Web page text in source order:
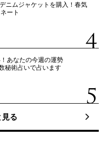
ニムジャケットを購入！春気
ート
あなたの今週の運勢
秘術占いで占います
見る